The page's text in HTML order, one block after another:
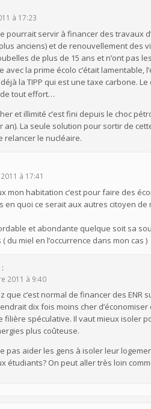
à 17:23
pourrait servir à financer des travaux
anciens) et de renouvellement des
de plus de 15 ans et n’ont pas
avec la prime écolo c’était
la TIPP qui est une taxe carbone.
tout effort…
et illimité c’est fini depuis le choc
an). La seule solution pour sortir de
relancer le nucléaire.
à 17:41
mon habitation c’est pour faire des
en quoi ce serait aux autres citoyen
et abondante quelque soit sa
du miel en l’occurrence dans mon cas )
2011 à 9:40
que c’est normal de financer des ENR
dix fois moins cher
filière spéculative. Il vaut mieux isoler
plus coûteuse.
pas aider les gens à isoler leur
étudiants? On peut aller très loin